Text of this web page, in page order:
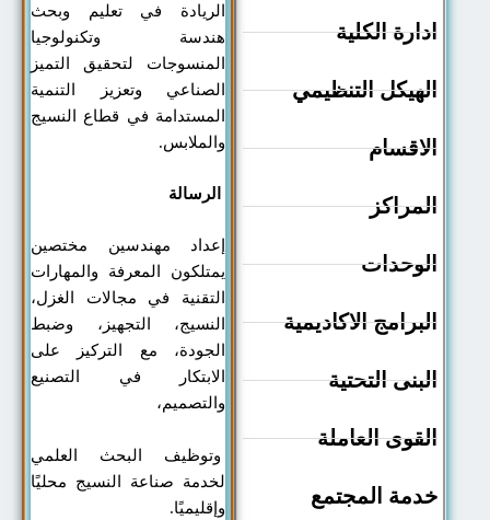
ادارة الكلية
الهيكل التنظيمي
الاقسام
المراكز
الوحدات
البرامج الاكاديمية
البنى التحتية
القوى العاملة
خدمة المجتمع
الريادة في تعليم وبحث
هندسة وتكنولوجيا
المنسوجات لتحقيق التميز
الصناعي وتعزيز التنمية
المستدامة في قطاع النسيج
والملابس.
الرسالة
إعداد مهندسين مختصين
يمتلكون المعرفة والمهارات
التقنية في مجالات الغزل،
النسيج، التجهيز، وضبط
الجودة، مع التركيز على
الابتكار في التصنيع
والتصميم،
وتوظيف البحث العلمي
لخدمة صناعة النسيج محليًا
وإقليميًا.